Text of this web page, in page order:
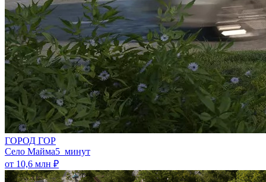
ГОРОД ГОР
Село Майма5 минут
от 10,6 млн ₽